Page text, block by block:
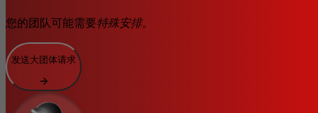
您的团队可能需要特殊安排。
发送大团体请求